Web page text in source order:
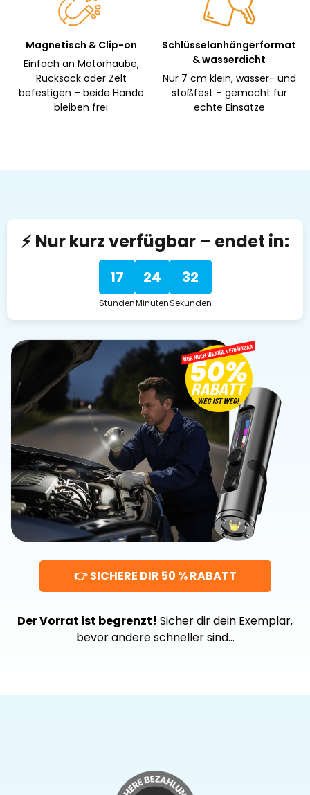
Magnetisch & Clip-on
Einfach an Motorhaube,
Rucksack oder Zelt
befestigen – beide Hände
bleiben frei
Schlüsselanhängerformat
& wasserdicht
Nur 7 cm klein, wasser- und
stoßfest – gemacht für
echte Einsätze
⚡ Nur kurz verfügbar – endet in:
17
Stunden
24
Minuten
31
Sekunden
👉 SICHERE DIR 50 % RABATT
Der Vorrat ist begrenzt! Sicher dir dein Exemplar,
bevor andere schneller sind…